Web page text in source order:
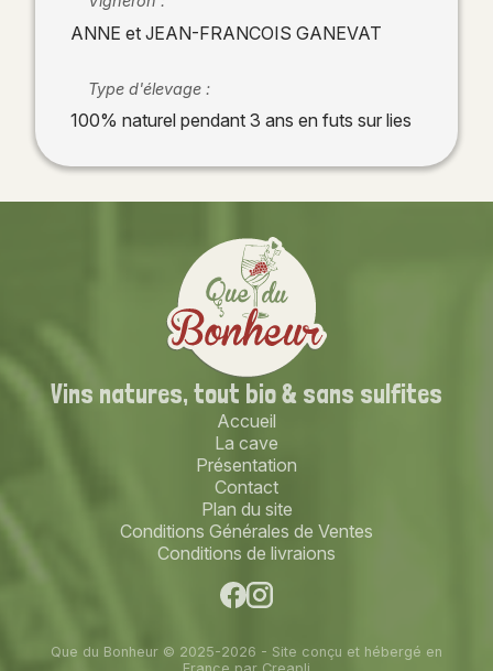
ANNE et JEAN-FRANCOIS GANEVAT
Type d'élevage :
100% naturel pendant 3 ans en futs sur lies
Vins natures, tout bio& sans sulfites
Accueil
La cave
Présentation
Contact
Plan du site
Conditions Générales de Ventes
Conditions de livraions
Que du Bonheur © 2025-2026 - Site conçu et hébergé en